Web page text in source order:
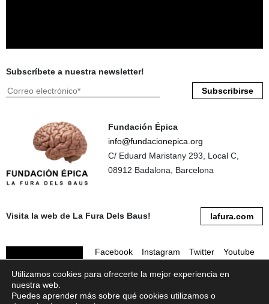
Subscríbete a nuestra newsletter!
Fundación Épica
info@fundacionepica.org
C/ Eduard Maristany 293, Local C,
08912 Badalona, Barcelona
Visita la web de La Fura Dels Baus! lafura.com
Facebook Instagram Twitter Youtube
Linkedin Flickr
Utilizamos cookies para ofrecerte la mejor experiencia en
nuestra web.
Puedes aprender más sobre qué cookies utilizamos o